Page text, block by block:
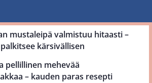
mustaleipä valmistuu hitaasti –
kärsivällisen
pellillinen mehevää
– kauden paras resepti